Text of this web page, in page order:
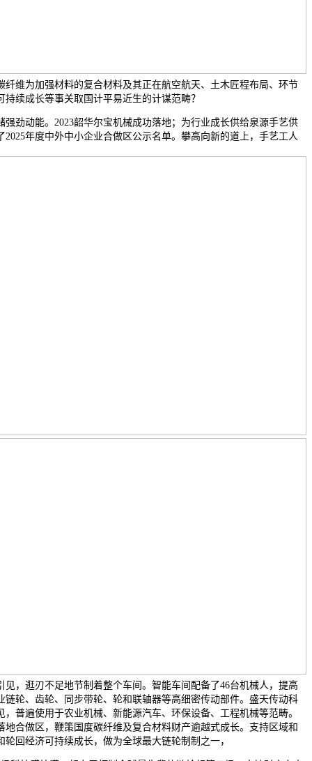
纤维为加强材料的复合材料及其正在航空航天、土木匠程布局、环节
续成长等事关取国计平易近生的计谋范畴？
动能。2023韶华尔宝机械成功落地；为行业成长供给泉源手艺供
2025年度中外中小企业合做区公示名单。攀高向新的道上，手艺工人
见，逛刃不足地节制着整个车间。智能车间配备了46台机械人，提高
链轮、齿轮、同步带轮、轮和联轴器等高细密传动部件。盛天传动科
普遍使用于农业机械、新能源汽车、环保设备、工程机械等范畴。
地合做区，鞭策国度碳纤维及复合材料财产逾越式成长。支持区域和
回经济可持续成长，做为全球最大链轮制制之一，